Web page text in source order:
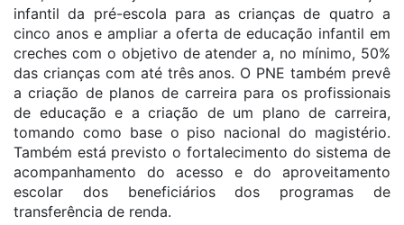
infantil da pré-escola para as crianças de quatro a
cinco anos e ampliar a oferta de educação infantil em
creches com o objetivo de atender a, no mínimo, 50%
das crianças com até três anos. O PNE também prevê
a criação de planos de carreira para os profissionais
de educação e a criação de um plano de carreira,
tomando como base o piso nacional do magistério.
Também está previsto o fortalecimento do sistema de
acompanhamento do acesso e do aproveitamento
escolar dos beneficiários dos programas de
transferência de renda.